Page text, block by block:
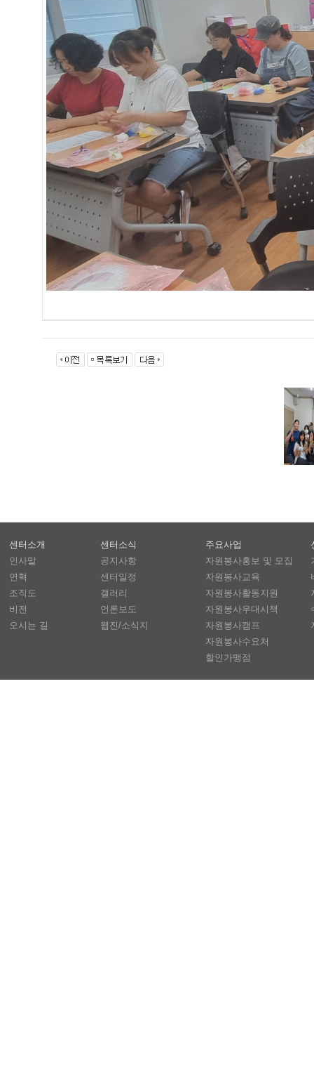
센터소개
인사말
연혁
조직도
비전
오시는 길
센터소식
공지사항
센터일정
갤러리
언론보도
웹진/소식지
주요사업
자원봉사홍보 및 모집
자원봉사교육
자원봉사활동지원
자원봉사우대시책
자원봉사캠프
자원봉사수요처
할인가맹점